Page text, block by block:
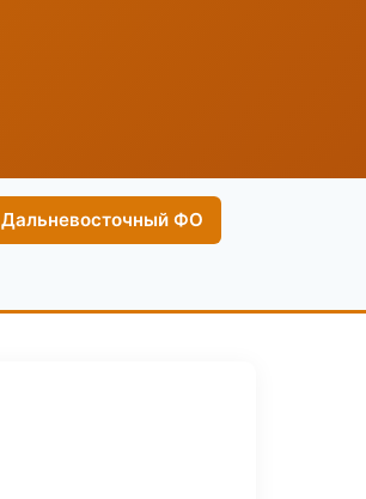
Дальневосточный ФО